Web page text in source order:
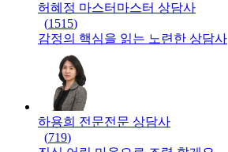
허혜정 마스터 마스터 상담사
(1515)
감정의 핵심을 읽는 노련한 상담사
하용희 전문전문 상담사
(719)